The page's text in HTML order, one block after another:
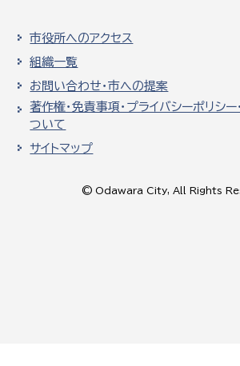
市役所へのアクセス
組織一覧
お問い合わせ・市への提案
著作権・免責事項・プライバシーポリシー
ついて
サイトマップ
© Odawara City, All Rights